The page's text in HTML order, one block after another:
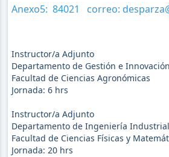
Anexo5: 84021 correo:
Instructor/a Adjunto
Departamento de Gestión e
Facultad de Ciencias Agronómicas
Jornada: 6hrs
Instructor/a Adjunto
Departamento de Ingeniería Industrial
Facultad de Ciencias Físicas y
Jornada: 20hrs